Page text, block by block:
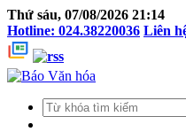
Thứ sáu, 07/08/2026 21:14
Hotline: 024.38220036 Liên